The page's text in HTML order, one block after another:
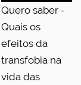
Quero saber -
Quais os
efeitos da
transfobia na
vida das